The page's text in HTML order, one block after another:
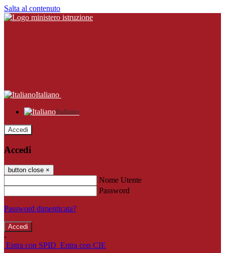
Salta al contenuto
Italiano
Italiano
Accedi
Accedi
button close ×
Nome Utente
Password
Password dimenticata?
-
Entra con SPID Entra con CIE